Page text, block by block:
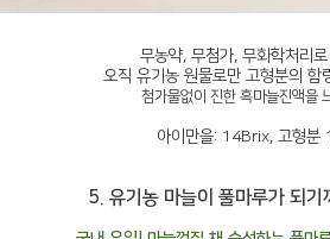
무농약, 무첨가, 무화학처리
오직 유기농 원물로만 고형분의 함
첨가물없이 진한 흑마늘진액을
아이만을: 14Brix, 고형분
5. 유기농 마늘이 풀마루가 되